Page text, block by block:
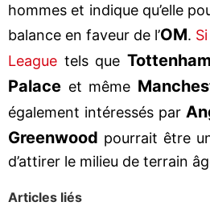
hommes et indique qu’elle
balance en faveur de l’OM.
League tels que Tottenham
Palace et même
également intéressés par
Greenwood pourrait être
d’attirer le milieu de terrain
Articles liés